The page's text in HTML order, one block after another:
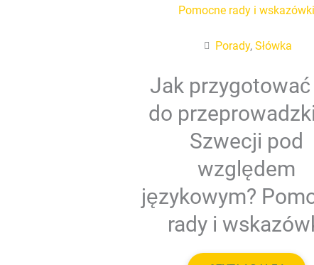
Porady, Słówka
Jak
do
Szwecji pod
względem
językowym?
rady i